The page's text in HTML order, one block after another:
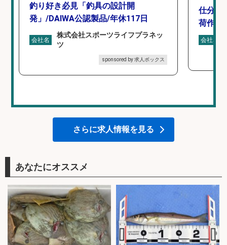
釣り好き必見「釣具の設計開
発」/DAIWA公認製品/年休117日
会社名
株式会社スポーツライフプラネッ
ツ
sponsored by 求人ボックス
仕分け
荷作業
会社名
さらに求人情報を見る
あなたにオススメ